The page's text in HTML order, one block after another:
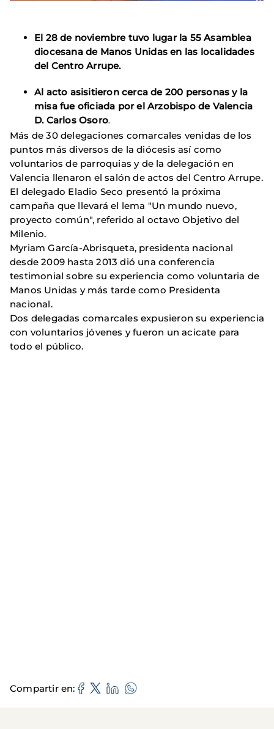
El 28 de noviembre tuvo lugar la 55 Asamblea
diocesana de Manos Unidas en las localidades
del Centro Arrupe.
Al acto asisitieron cerca de 200 personas y la
misa fue oficiada por el Arzobispo de Valencia
D. Carlos Osoro.
Más de 30 delegaciones comarcales venidas de los
puntos más diversos de la diócesis así como
voluntarios de parroquias y de la delegación en
Valencia llenaron el salón de actos del Centro Arrupe.
El delegado Eladio Seco presentó la próxima
campaña que llevará el lema "Un mundo nuevo,
proyecto común", referido al octavo Objetivo del
Milenio.
Myriam García-Abrisqueta, presidenta nacional
desde 2009 hasta 2013 dió una conferencia
testimonial sobre su experiencia como voluntaria de
Manos Unidas y más tarde como Presidenta
nacional.
Dos delegadas comarcales expusieron su experiencia
con voluntarios jóvenes y fueron un acicate para
todo el público.
Compartir en